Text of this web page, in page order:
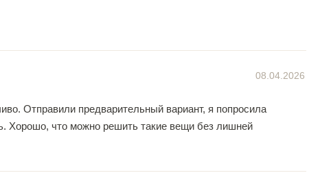
08.04.2026
Отправили предварительный вариант, я попросила
Хорошо, что можно решить такие вещи без лишней